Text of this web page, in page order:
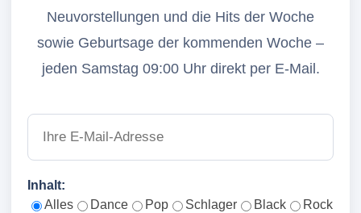
Neuvorstellungen und die Hits der Woche
sowie Geburtsage der kommenden Woche –
jeden Samstag 09:00 Uhr direkt per E-Mail.
Inhalt:
Alles
Dance Pop Schlager Black Rock